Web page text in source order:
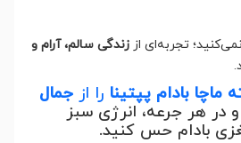
تجربه‌ای از زندگی سالم، آرام و
ماچا بادام پپتینا را از جمال
و در هر جرعه، انرژی سبز
بادام حس کنید.